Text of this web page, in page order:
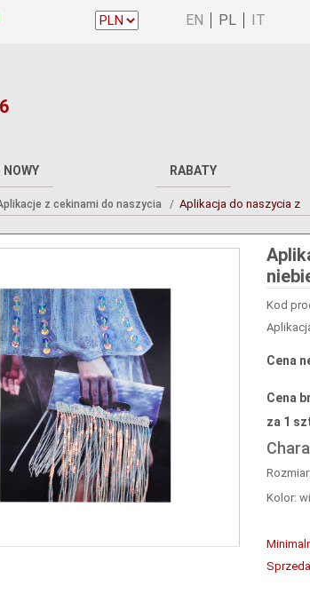
NOWY RABATY
z cekinami do naszycia Aplikacja do naszycia z
Kod
Cena
Cena
za 1
Kolor: